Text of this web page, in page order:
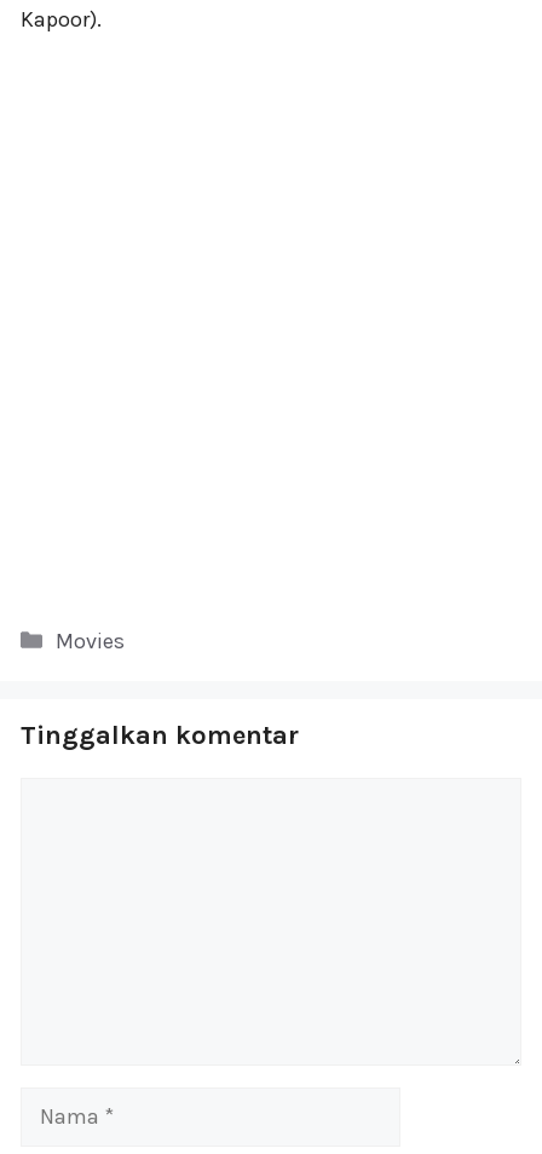
Kapoor).
Kategori
Movies
Tinggalkan komentar
Nama